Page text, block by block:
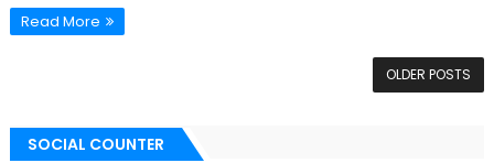
Read More
OLDER POSTS
SOCIAL COUNTER